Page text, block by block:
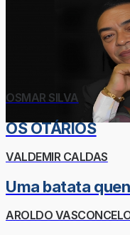
OSMAR SILVA
OS OTÁRIOS
VALDEMIR CALDAS
Uma batata
AROLDO